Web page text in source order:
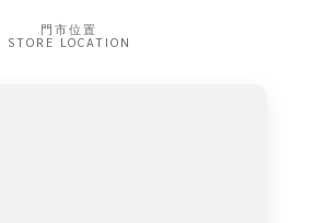
門市位置
STORE LOCATION